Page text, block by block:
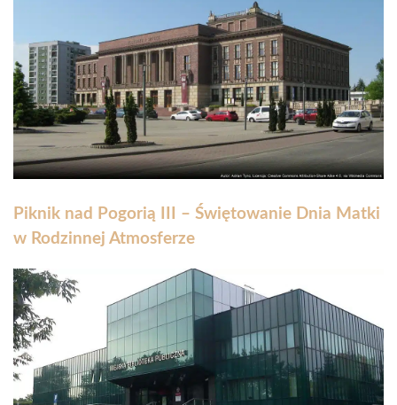
Piknik nad Pogorią III – Świętowanie Dnia Matki
w Rodzinnej Atmosferze